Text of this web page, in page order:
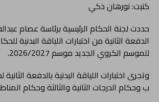
كتبت: نورهان ذكي
حددت لجنة الحكام الرئيسية برئاسة عصام
الدفعة الثانية من اختبارات اللياقة البدنية
للموسم الكروي الجديد موسم 2026/2027.
وتجرى اختبارات اللياقة البدنية بالدفعة
ب وحكام الدرجات الثانية والثالثة وحكام